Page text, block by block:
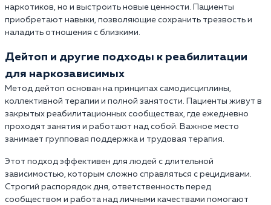
наркотиков, но и выстроить новые ценности. Пациенты
приобретают навыки, позволяющие сохранить трезвость и
наладить отношения с близкими.
Дейтоп и другие подходы к реабилитации
для наркозависимых
Метод дейтоп основан на принципах самодисциплины,
коллективной терапии и полной занятости. Пациенты живут в
закрытых реабилитационных сообществах, где ежедневно
проходят занятия и работают над собой. Важное место
занимает групповая поддержка и трудовая терапия.
Этот подход эффективен для людей с длительной
зависимостью, которым сложно справляться с рецидивами.
Строгий распорядок дня, ответственность перед
сообществом и работа над личными качествами помогают